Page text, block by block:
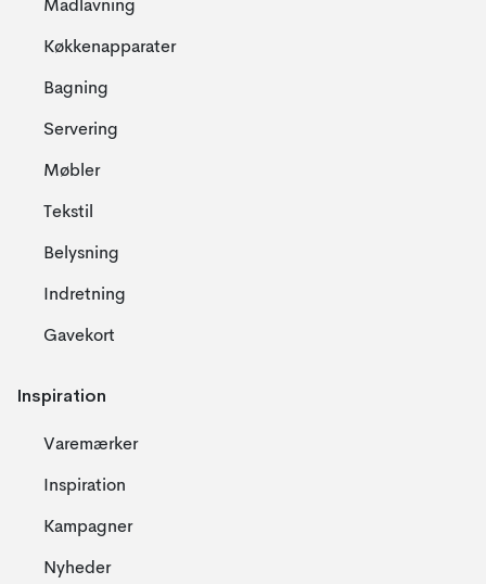
Madlavning
Køkkenapparater
Bagning
Servering
Møbler
Tekstil
Belysning
Indretning
Gavekort
Inspiration
Varemærker
Inspiration
Kampagner
Nyheder